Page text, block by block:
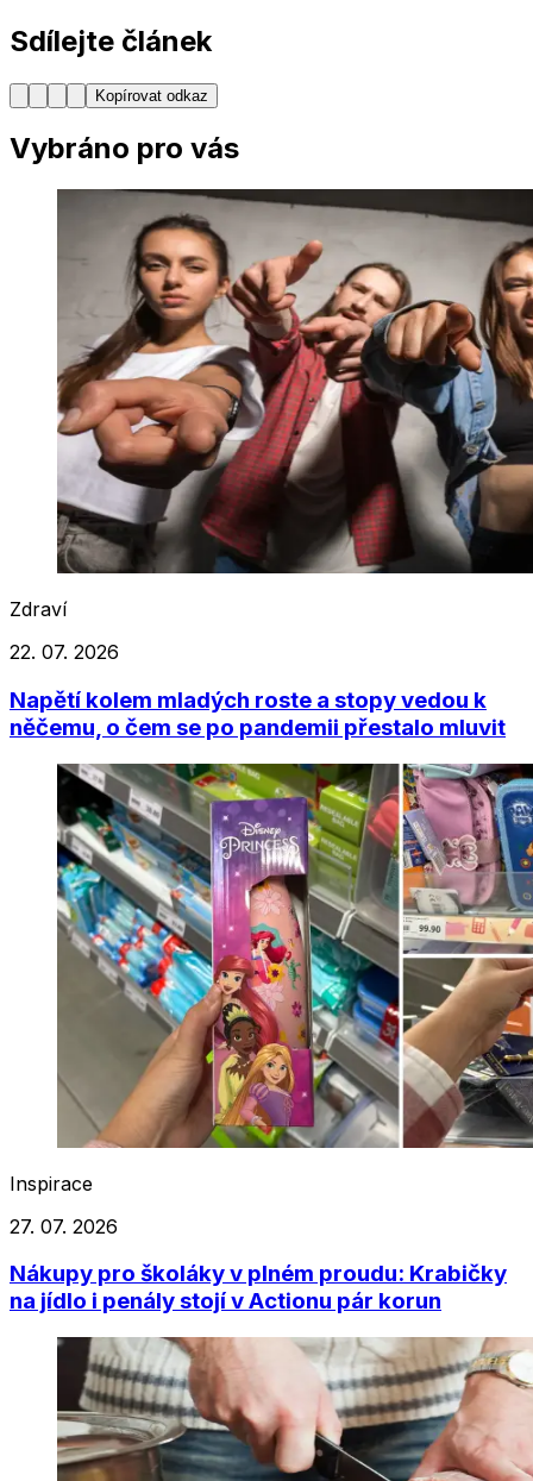
Sdílejte článek
Kopírovat odkaz
Vybráno pro vás
Zdraví
22. 07. 2026
Napětí kolem mladých roste a stopy vedou k
něčemu, o čem se po pandemii přestalo mluvit
Inspirace
27. 07. 2026
Nákupy pro školáky v plném proudu: Krabičky
na jídlo i penály stojí v Actionu pár korun